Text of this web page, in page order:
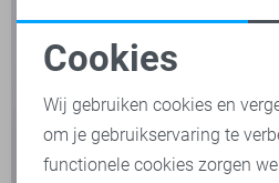
Noodzakelijke cookies
Personalisatie cookies
Cookies
Wij gebruiken cookies en
om je gebruikservaring te
functionele cookies zorgen